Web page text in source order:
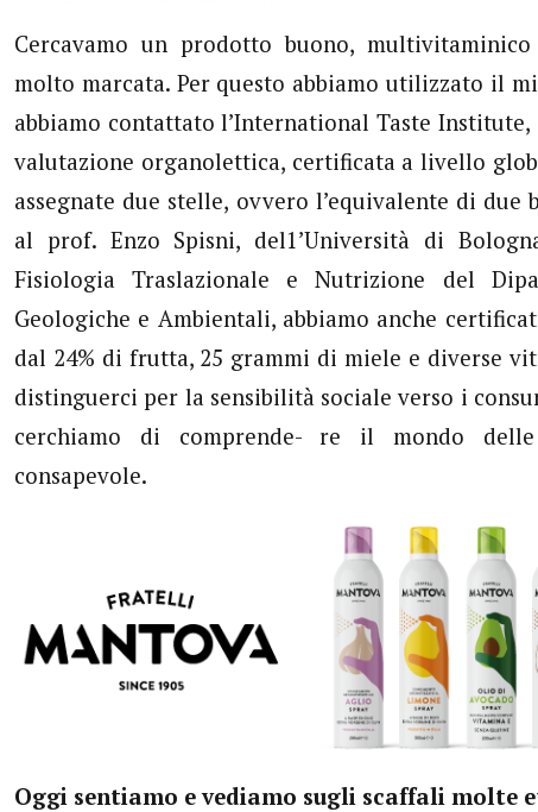
Cercavamo un prodotto buono,
molto marcata. Per questo abbiamo utilizzato il
abbiamo contattato l’International Taste
valutazione organolettica, certificata a livello
assegnate due stelle, ovvero l’equivalente di due
al prof. Enzo Spisni, del1’Università di
Fisiologia Traslazionale e Nutrizione del
Geologiche e Ambientali, abbiamo anche
dal 24% di frutta, 25 grammi di miele e diverse
distinguerci per la sensibilità sociale verso i
cerchiamo di comprende- re il mondo
consapevole.
Oggi sentiamo e vediamo sugli scaffali molte